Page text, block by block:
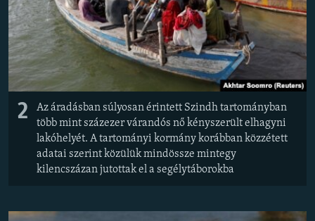
2
Az áradásban súlyosan érintett Szindh tartományban
több mint százezer várandós nő kényszerült elhagyni
lakóhelyét. A tartományi kormány korábban közzétett
adatai szerint közülük mindössze mintegy
kilencszázan jutottak el a segélytáborokba